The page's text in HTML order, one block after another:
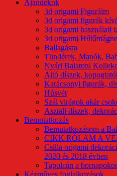
Ajándékok
3d origami Figuráim
3d origami figurák
3d origami használati
3d origami
Ballagásra
Tündérek, Manók,
Nyári Balatoni
Ajtó díszek,
Karácsonyi figurák,
Húsvét
Szál virágok akár
Asztali díszek,
Bemutatkozás
Bemutatkozásom a
CIKK RÓLAM A
Csilla origami
2020 és 2018 évben
Tapolcán a
Kézműves foglalkozások